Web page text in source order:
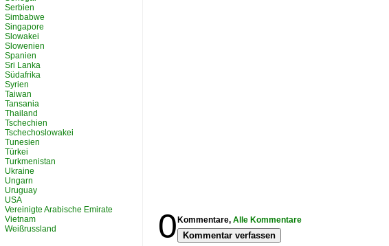
0 Kommentare, Alle Kommentare
Kommentar verfassen
Serbien
Simbabwe
Singapore
Slowakei
Slowenien
Spanien
Sri Lanka
Südafrika
Syrien
Taiwan
Tansania
Thailand
Tschechien
Tschechoslowakei
Tunesien
Türkei
Turkmenistan
Ukraine
Ungarn
Uruguay
USA
Vereinigte Arabische Emirate
Vietnam
Weißrussland